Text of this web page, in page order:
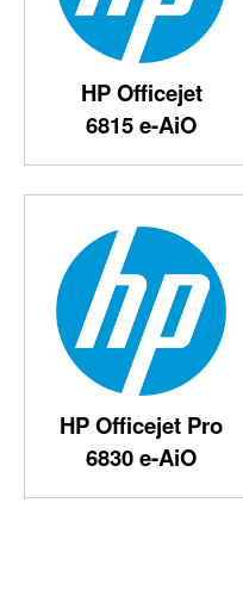
HP Officejet
6815 e-AiO
HP Officejet Pro
6830 e-AiO